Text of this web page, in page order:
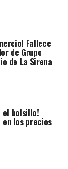
Fallece
de Grupo
de La Sirena
el bolsillo!
en los precios